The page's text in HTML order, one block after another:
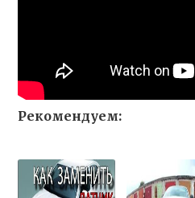
Рекомендуем: